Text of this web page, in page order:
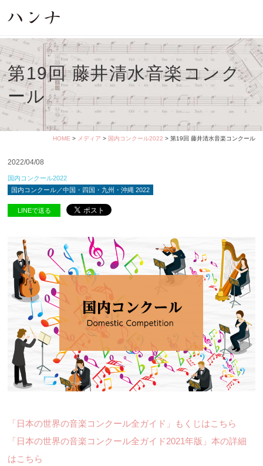
第19回 藤井清水音楽コンク
ール
HOME > メディア > 国内コンクール2022 > 第19回 藤井清水音楽コンクール
2022/04/08
国内コンクール2022
国内コンクール／中国・四国・九州・沖縄 2022
LINEで送る
「日本の世界の音楽コンクール全ガイド」もくじはこちら
「日本の世界の音楽コンクール全ガイド2021年版」本の詳細
はこちら